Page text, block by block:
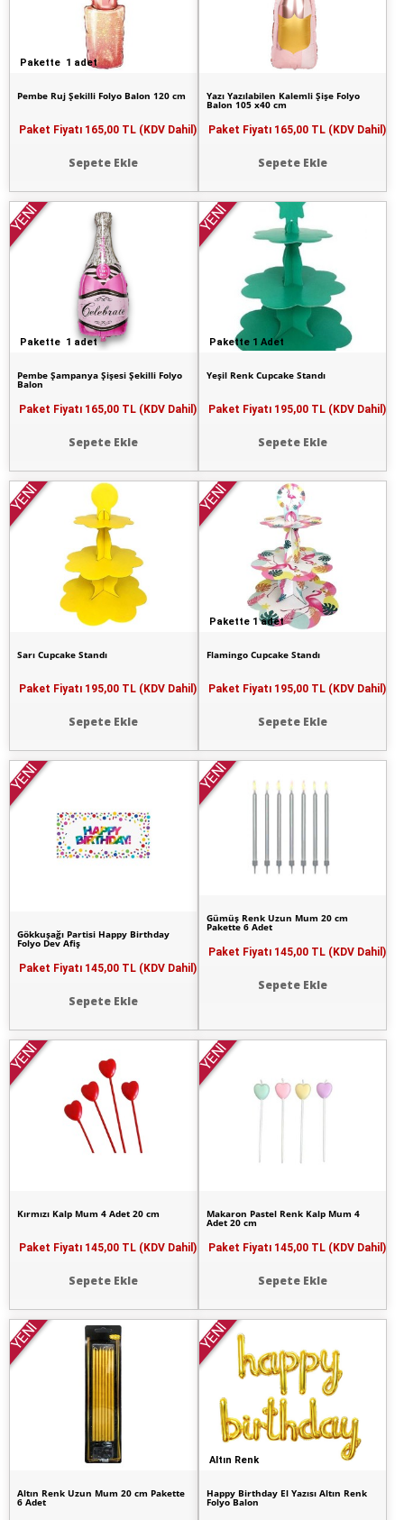
Pakette 1 adet
Pembe Ruj Şekilli Folyo Balon 120 cm
Paket Fiyatı 165,00 TL (KDV Dahil)
Sepete Ekle
Yazı Yazılabilen Kalemli Şişe Folyo
Balon 105 x40 cm
Paket Fiyatı 165,00 TL (KDV Dahil)
Sepete Ekle
Pakette 1 adet
YENİ
Pembe Şampanya Şişesi Şekilli Folyo
Balon
Paket Fiyatı 165,00 TL (KDV Dahil)
Sepete Ekle
Pakette 1 Adet
YENİ
Yeşil Renk Cupcake Standı
Paket Fiyatı 195,00 TL (KDV Dahil)
Sepete Ekle
YENİ
Sarı Cupcake Standı
Paket Fiyatı 195,00 TL (KDV Dahil)
Sepete Ekle
Pakette 1 adet
YENİ
Flamingo Cupcake Standı
Paket Fiyatı 195,00 TL (KDV Dahil)
Sepete Ekle
YENİ
Gökkuşağı Partisi Happy Birthday
Folyo Dev Afiş
Paket Fiyatı 145,00 TL (KDV Dahil)
Sepete Ekle
YENİ
Gümüş Renk Uzun Mum 20 cm
Pakette 6 Adet
Paket Fiyatı 145,00 TL (KDV Dahil)
Sepete Ekle
YENİ
Kırmızı Kalp Mum 4 Adet 20 cm
Paket Fiyatı 145,00 TL (KDV Dahil)
Sepete Ekle
YENİ
Makaron Pastel Renk Kalp Mum 4
Adet 20 cm
Paket Fiyatı 145,00 TL (KDV Dahil)
Sepete Ekle
YENİ
Altın Renk Uzun Mum 20 cm Pakette
6 Adet
Altın Renk
YENİ
Happy Birthday El Yazısı Altın Renk
Folyo Balon